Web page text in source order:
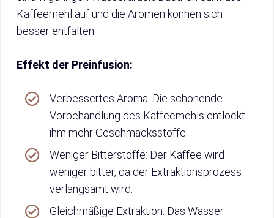
Kaffeemehl auf und die Aromen können sich
besser entfalten.
Effekt der Preinfusion:
Verbessertes Aroma: Die schonende
Vorbehandlung des Kaffeemehls entlockt
ihm mehr Geschmacksstoffe.
Weniger Bitterstoffe: Der Kaffee wird
weniger bitter, da der Extraktionsprozess
verlangsamt wird.
Gleichmäßige Extraktion: Das Wasser